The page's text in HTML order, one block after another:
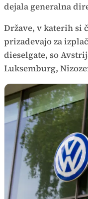
dejala generalna
Države, v katerih si
prizadevajo za
dieselgate, so
Luksemburg,